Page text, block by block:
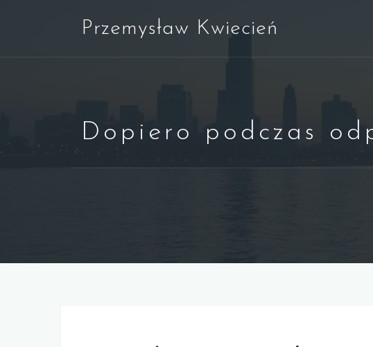
Przemysław Kwiecień
Dopiero podczas